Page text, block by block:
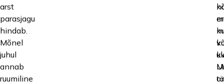
arst
parasjagu
hindab.
Mõnel
juhul
annab
ruumiline